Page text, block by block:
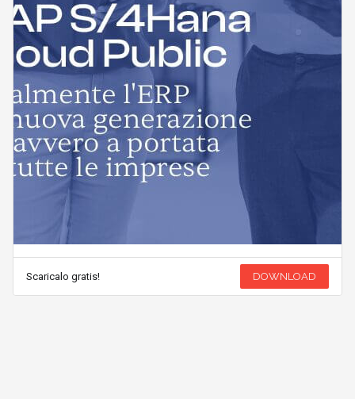
Scaricalo gratis! DOWNLOAD